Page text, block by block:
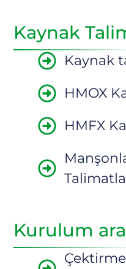
Kaynak
Kaynak
HMOX
HMFX
Kurulum